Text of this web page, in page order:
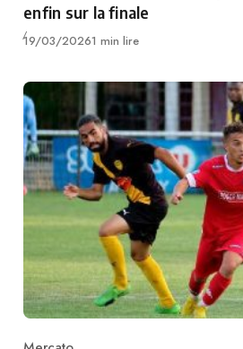
enfin sur la finale
Publié
19/03/20261 min lire